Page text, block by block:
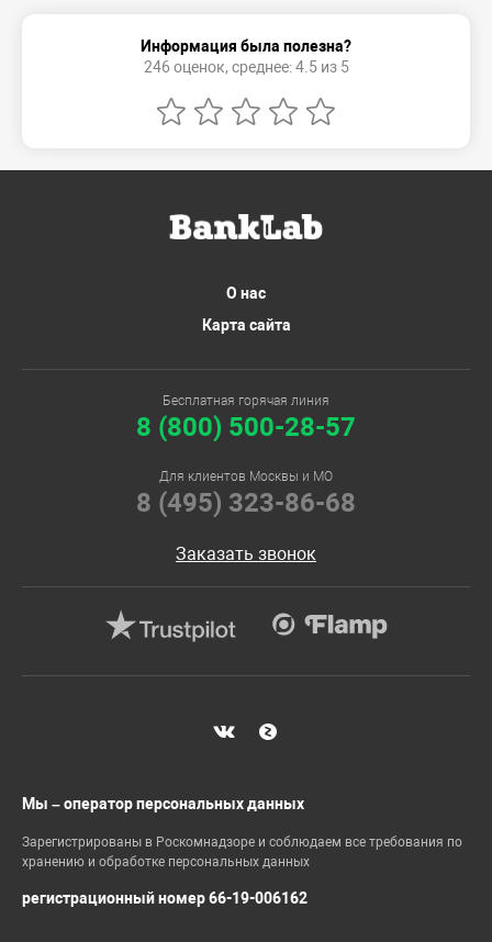
Информация была полезна?
246 оценок, среднее: 4.5 из 5
О нас
Карта сайта
Бесплатная горячая линия
8 (800) 500-28-57
Для клиентов Москвы и МО
8 (495) 323-86-68
Заказать звонок
Мы – оператор персональных данных
Зарегистрированы в Роскомнадзоре и соблюдаем все требования по
хранению и обработке персональных данных
регистрационный номер 66-19-006162